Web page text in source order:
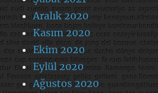
Aralık 2020
Kasım 2020
Ekim 2020
Eylül 2020
Ağustos 2020